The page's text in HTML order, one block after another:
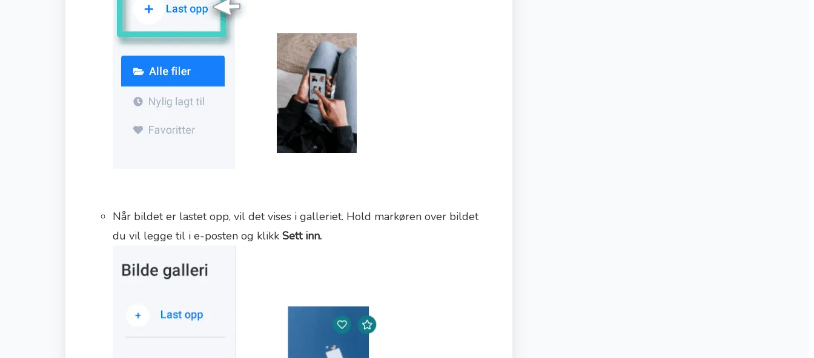
Når bildet er lastet opp, vil det vises i galleriet. Hold markøren over bildet
du vil legge til i e-posten og klikk Sett inn.